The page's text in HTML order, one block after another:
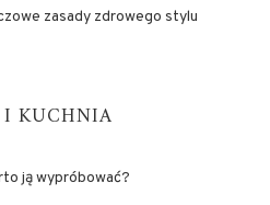
zasady zdrowego stylu
KUCHNIA
ją wypróbować?